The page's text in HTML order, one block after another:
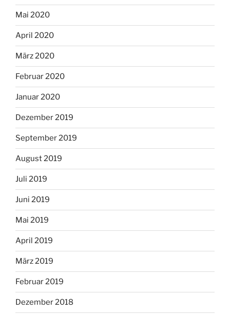
Mai 2020
April 2020
März 2020
Februar 2020
Januar 2020
Dezember 2019
September 2019
August 2019
Juli 2019
Juni 2019
Mai 2019
April 2019
März 2019
Februar 2019
Dezember 2018